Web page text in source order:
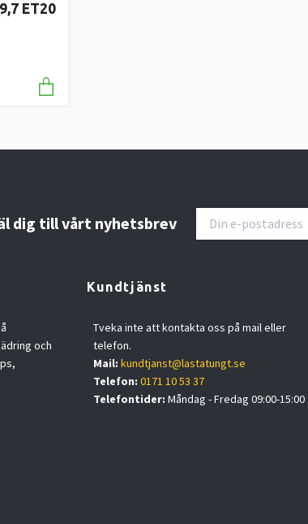
ET20
dig till vårt nyhetsbrev
och
Kundtjänst
Tveka inte att kontakta oss på mail eller
telefon.
Mail: kundtjanst@lastatungt.se
Telefon: 0171 10 53 37
Telefontider: Måndag - Fredag 09:00-15:00